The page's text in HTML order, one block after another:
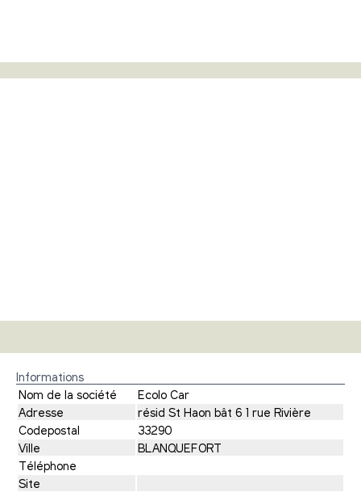
Informations
Nom de la société
Ecolo Car
Adresse
résid St Haon bât 6 1 rue Rivière
Codepostal
33290
Ville
BLANQUEFORT
Téléphone
Site